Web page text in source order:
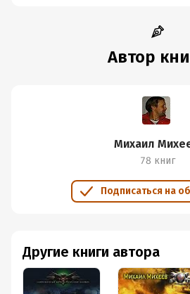
Автор
Михаил
78 книг
Подписаться на
Другие книги автора